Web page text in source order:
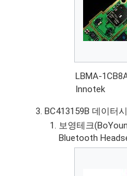
LBMA-
Innotek
BC413159B 데이터
보영테크
Bluetooth